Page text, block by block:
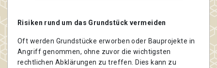
Risiken rund um das Grundstück vermeiden
Oft werden Grundstücke erworben oder Bauprojekte in
Angriff genommen, ohne zuvor die wichtigsten
rechtlichen Abklärungen zu treffen. Dies kann zu